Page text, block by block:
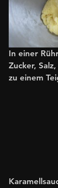
In einer
Zucker,
zu einem